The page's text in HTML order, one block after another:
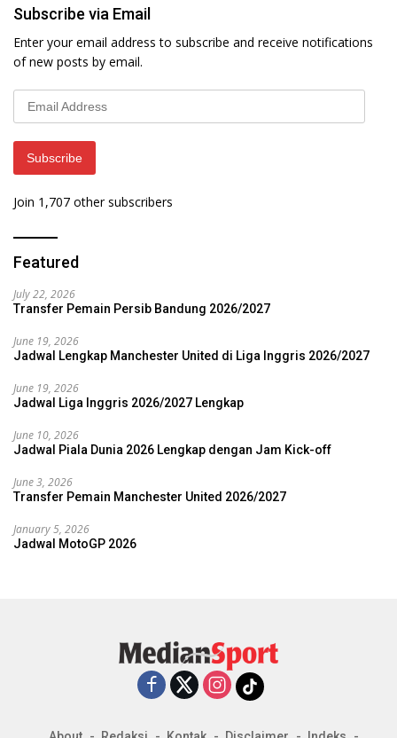
Subscribe via Email
Enter your email address to subscribe and receive notifications
of new posts by email.
Email
Address
Subscribe
Join 1,707 other subscribers
Featured
July 22, 2026
Transfer Pemain Persib Bandung 2026/2027
June 19, 2026
Jadwal Lengkap Manchester United di Liga Inggris 2026/2027
June 19, 2026
Jadwal Liga Inggris 2026/2027 Lengkap
June 10, 2026
Jadwal Piala Dunia 2026 Lengkap dengan Jam Kick-off
June 3, 2026
Transfer Pemain Manchester United 2026/2027
January 5, 2026
Jadwal MotoGP 2026